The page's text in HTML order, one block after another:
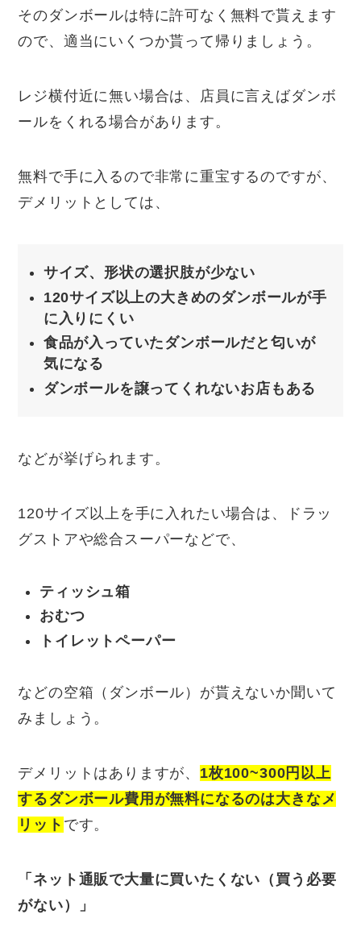
そのダンボールは特に許可なく無料で貰えます
ので、適当にいくつか貰って帰りましょう。
レジ横付近に無い場合は、店員に言えばダンボ
ールをくれる場合があります。
無料で手に入るので非常に重宝するのですが、
デメリットとしては、
サイズ、形状の選択肢が少ない
120サイズ以上の大きめのダンボールが手
に入りにくい
食品が入っていたダンボールだと匂いが
気になる
ダンボールを譲ってくれないお店もある
などが挙げられます。
120サイズ以上を手に入れたい場合は、ドラッ
グストアや総合スーパーなどで、
ティッシュ箱
おむつ
トイレットペーパー
などの空箱（ダンボール）が貰えないか聞いて
みましょう。
デメリットはありますが、 1枚100~300円以上
するダンボール費用が無料になるのは大きなメ
リット です。
「ネット通販で大量に買いたくない（買う必要
がない）」